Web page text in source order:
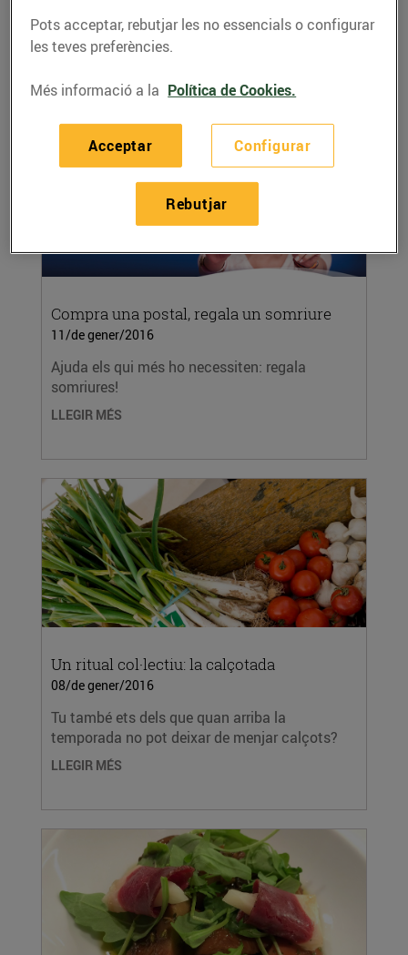
Ara que és temporada de mandarines, gaudeix-
les!
LLEGIR MÉS
Compra una postal, regala un somriure
11/de gener/2016
Ajuda els qui més ho necessiten: regala
somriures!
LLEGIR MÉS
Un ritual col·lectiu: la calçotada
08/de gener/2016
Tu també ets dels que quan arriba la
temporada no pot deixar de menjar calçots?
LLEGIR MÉS
Pots acceptar, rebutjar les no essencials o configurar
les teves preferències.
Més informació a la Política de Cookies.
Configurar
Rebutjar
Acceptar